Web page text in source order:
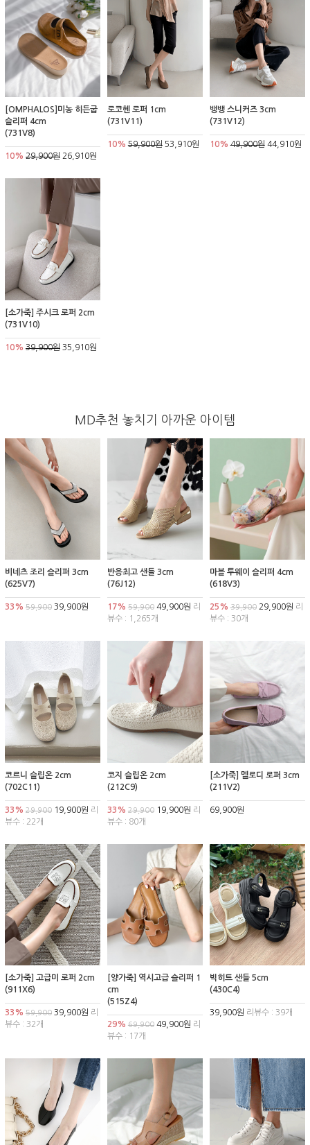
[OMPHALOS]미농 히든굽
슬리퍼 4cm
(731V8)
10% 29,900원 26,910원
로코헨 로퍼 1cm
(731V11)
10% 59,900원53,910원
뱅뱅 스니커즈 3cm
(731V12)
10% 49,900원44,910원
[소가죽] 주시크 로퍼 2cm
(731V10)
10% 39,900원 35,910원
MD추천 놓치기 아까운 아이템
비네츠 조리 슬리퍼 3cm
(625V7)
33% 59,900 39,900원
반응최고 샌들 3cm
(76J12)
17% 59,90049,900원 리
뷰수 : 1,265개
마블 투웨이 슬리퍼 4cm
(618V3)
25% 39,90029,900원 리
뷰수 : 30개
코르니 슬립온 2cm
(702C11)
33% 29,900 19,900원 리
뷰수 : 22개
코지 슬립온 2cm
(212C9)
33% 29,90019,900원 리
뷰수 : 80개
[소가죽] 멜로디 로퍼 3cm
(211V2)
69,900원
[소가죽] 고급미 로퍼 2cm
(911X6)
33% 59,900 39,900원 리
뷰수 : 32개
[양가죽] 역시고급 슬리퍼 1
cm
(515Z4)
29% 69,90049,900원 리
뷰수 : 17개
빅히트 샌들 5cm
(430C4)
39,900원 리뷰수 : 39개